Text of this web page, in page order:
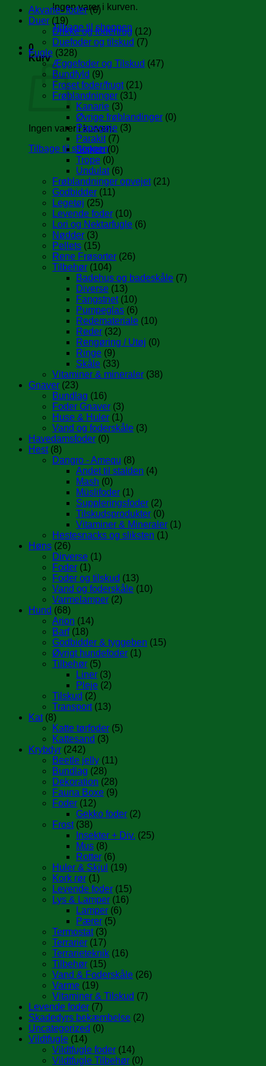
Ingen varer i kurven.
Tilbage til shoppen
0
Kurv
Ingen varer i kurven.
Tilbage til shoppen
Akvarie- foder (6)
Duer (19)
Drikke og fodertrug (12)
Duefoder og tilskud (7)
Fugle (328)
Æggefoder og Tilskud (47)
Bundfyld (9)
Froset foder/frugt (21)
Frøblandninger (31)
Kanarie (3)
Øvrige frøblandinger (0)
Papegøje (3)
Parakit (7)
Sisken (0)
Trope (0)
Undulat (6)
Frøblandninger opvejet (21)
Godbidder (11)
Legetøj (25)
Levende foder (10)
Lori og Nektarfugle (6)
Nødder (3)
Pellets (15)
Rene Frøsorter (26)
Tilbehør (104)
Badehus og badeskåle (7)
Diverse (13)
Fangstnet (10)
Pumpeglas (6)
Redemateriale (10)
Reder (32)
Rengøring / Utøj (0)
Ringe (9)
Skåle (33)
Vitaminer & mineraler (38)
Gnaver (23)
Bundlag (16)
Foder Gnaver (3)
Huse & Huler (1)
Vand og foderskåle (3)
Havedamsfoder (0)
Hest (8)
Dangro - Amequ (8)
Andet til stalden (4)
Mash (0)
Müslifoder (1)
Suppleringsfoder (2)
Tilskudsprodukter (0)
Vitaminer & Mineraler (1)
Hestesnacks og sliksten (1)
Høns (26)
Dirverse (1)
Foder (1)
Foder og tilskud (13)
Vand og foderskåle (10)
Varmelamper (2)
Hund (68)
Arion (14)
Barf (18)
Godbidder & tyggeben (15)
Øvrigt hundefoder (1)
Tilbehør (5)
Liner (3)
Pleje (2)
Tilskud (2)
Transport (13)
Kat (8)
Katte tørfoder (5)
Kattesand (3)
Krybdyr (242)
Beetle jelly (11)
Bundlag (28)
Dekoration (28)
Fauna Boxe (9)
Foder (12)
Gekko foder (2)
Frost (38)
Insekter + Div. (25)
Mus (8)
Rotter (6)
Huler & Skjul (19)
Kork rør (1)
Levende foder (15)
Lys & Lamper (16)
Lamper (6)
Pærer (5)
Termostat (3)
Terrarier (17)
Terrarieteknik (16)
Tilbehør (15)
Vand & Foderskåle (26)
Varme (19)
Vitaminer & Tilskud (7)
Levende foder (7)
Skadedyrs bekæmbelse (2)
Uncategorized (0)
Vildtfugle (14)
Vildtfugle foder (14)
Vildtfugle Tilbehør (0)